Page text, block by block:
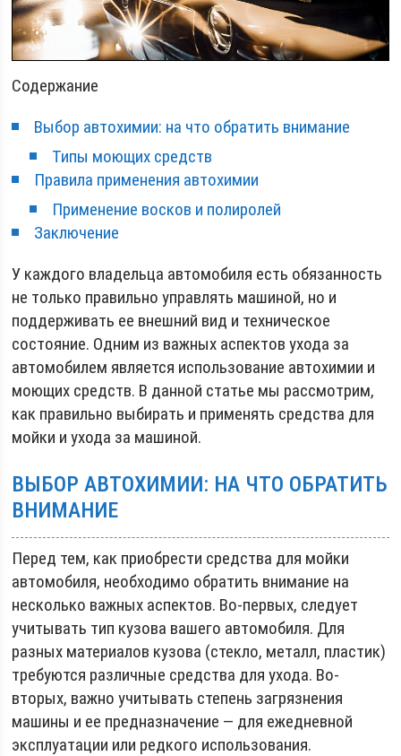
Содержание
Выбор автохимии: на что обратить внимание
Типы моющих средств
Правила применения автохимии
Применение восков и полиролей
Заключение
У каждого владельца автомобиля есть обязанность
не только правильно управлять машиной, но и
поддерживать ее внешний вид и техническое
состояние. Одним из важных аспектов ухода за
автомобилем является использование автохимии и
моющих средств. В данной статье мы рассмотрим,
как правильно выбирать и применять средства для
мойки и ухода за машиной.
ВЫБОР АВТОХИМИИ: НА ЧТО ОБРАТИТЬ
ВНИМАНИЕ
Перед тем, как приобрести средства для мойки
автомобиля, необходимо обратить внимание на
несколько важных аспектов. Во-первых, следует
учитывать тип кузова вашего автомобиля. Для
разных материалов кузова (стекло, металл, пластик)
требуются различные средства для ухода. Во-
вторых, важно учитывать степень загрязнения
машины и ее предназначение — для ежедневной
эксплуатации или редкого использования.